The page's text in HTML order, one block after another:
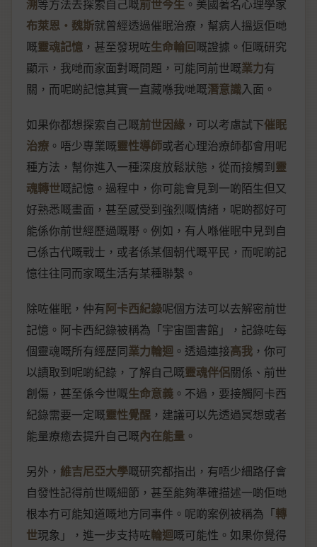
溯等方法去探索自己嘅前世今生 。美國著名心理學家
布萊恩‧魏斯就曾經透過催眠治療，幫病人搵返佢哋
嘅靈魂記憶 ，甚至發現咗生命輪回嘅證據。佢嘅研究
顯示，我哋而家面對嘅問題，可能同前世嘅業力有
關，而呢啲記憶其實一直藏喺我哋嘅潛意識入面。
如果你都想探索自己嘅前世因緣 ，可以考慮試下催眠
治療 。唔少專業嘅靈性導師或者心理治療師都會用呢
種方法，幫你進入一種深度放鬆狀態，從而接觸到靈
魂轉世嘅記憶。過程中，你可能會見到一啲陌生但又
好熟悉嘅畫面，甚至感受到強烈嘅情緒，呢啲都好可
能係你前世經歷過嘅嘢。例如，有人喺催眠中見到自
己係古代嘅戰士，或者係某個朝代嘅平民，而呢啲記
憶往往同而家嘅生活有某種聯繫。
除咗催眠，仲有阿卡西紀錄呢個方法可以去解密前世
記憶。阿卡西紀錄被稱為「宇宙圖書館」，記錄咗每
個靈魂嘅所有經歷同業力輪迴 。透過連接高我 ，你可
以讀取到呢啲紀錄，了解自己嘅靈魂伴侶關係、前世
創傷，甚至係今世嘅生命意義 。不過，要接觸阿卡西
紀錄需要一定嘅靈性覺醒 ，建議可以先透過冥想或者
能量療癒去提升自己嘅內在能量 。
另外， 維吉尼亞大學嘅研究都指出，有唔少細路仔會
自發性記得前世嘅細節，甚至能夠準確描述一啲佢哋
根本冇可能知道嘅地方同事件。呢啲案例被稱為「轉
世現象」，進一步支持咗輪迴嘅可能性。如果你覺得